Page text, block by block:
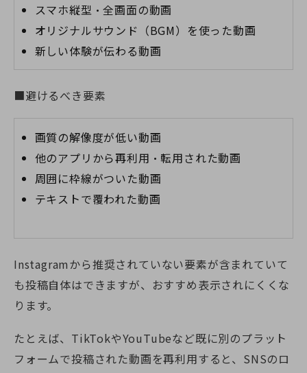
スマホ縦型・全画面の動画
オリジナルサウンド（BGM）を使った動画
新しい体験が伝わる動画
■避けるべき要素
画質の解像度が低い動画
他のアプリから再利用・転用された動画
周囲に枠線がついた動画
テキストで覆われた動画
Instagramから推奨されていない要素が含まれていて
も投稿自体はできますが、おすすめ表示されにくくな
ります。
たとえば、TikTokやYouTubeなど既に別のプラット
フォームで投稿された動画を再利用すると、SNSのロ